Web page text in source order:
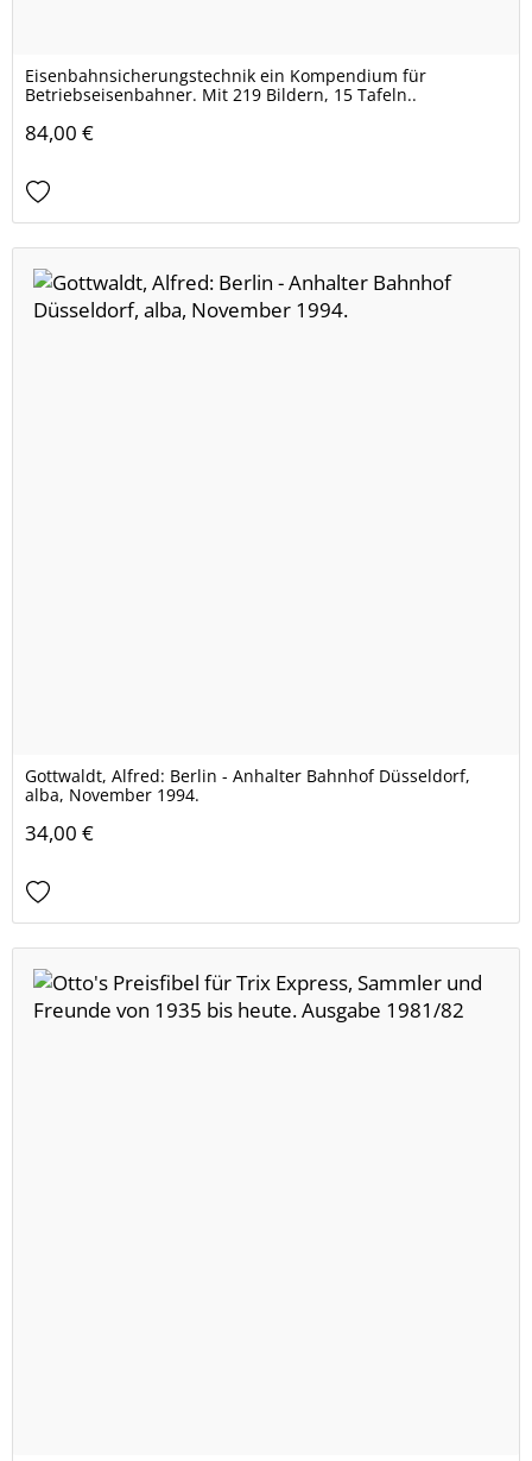
Eisenbahnsicherungstechnik ein Kompendium für
Betriebseisenbahner. Mit 219 Bildern, 15 Tafeln..
84,00 €
Gottwaldt, Alfred: Berlin - Anhalter Bahnhof Düsseldorf,
alba, November 1994.
34,00 €